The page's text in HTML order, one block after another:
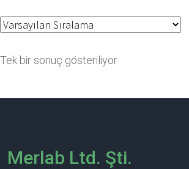
Tek bir sonuç gösteriliyor
Merlab Ltd. Şti.